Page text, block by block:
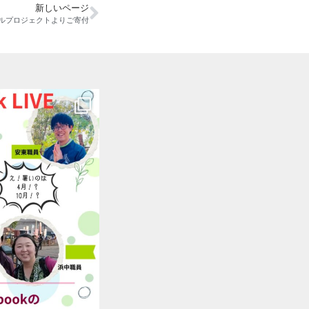
新しいページ
プロジェクトよりご寄付